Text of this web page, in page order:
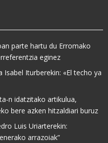
parte hartu du Erromako
eginez
Iturberekin: «El techo ya
n idatzitako artikulua,
bere azken hitzaldiari buruz
Luis Uriarterekin:
arrazoiak”